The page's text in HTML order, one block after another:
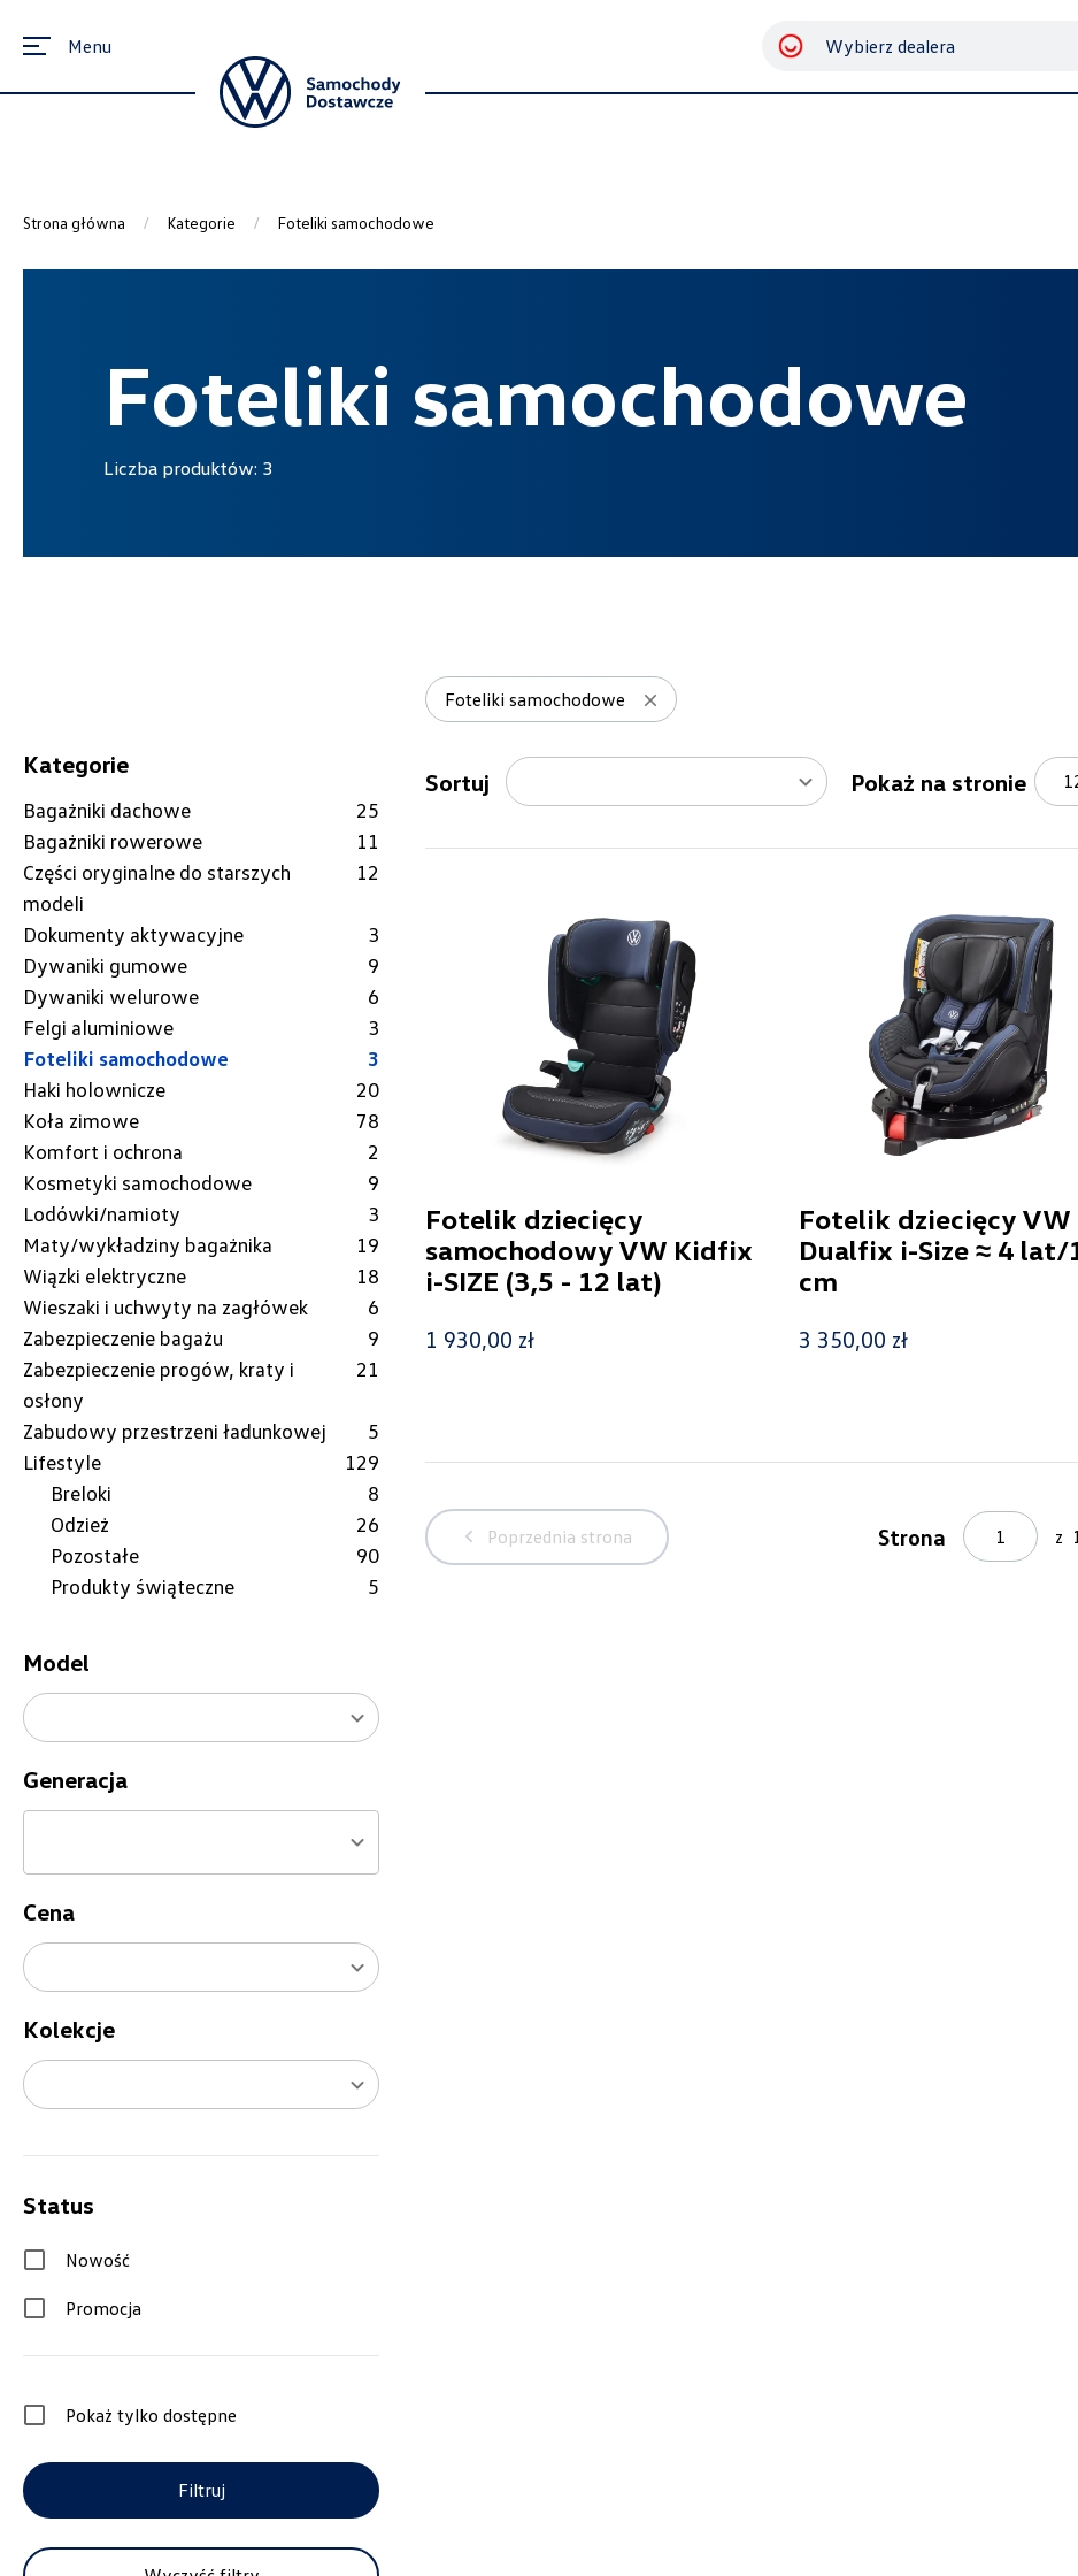
Menu Wybierz dealera
Strona główna Kategorie Foteliki samochodowe
Foteliki samochodowe
Liczba produktów: 3
Foteliki samochodowe
Kategorie
Bagażniki dachowe
25
Bagażniki rowerowe
11
Części oryginalne do starszych
modeli
12
Dokumenty aktywacyjne
3
Dywaniki gumowe
9
Dywaniki welurowe
6
Felgi aluminiowe
3
Foteliki samochodowe
3
Haki holownicze
20
Koła zimowe
78
Komfort i ochrona
2
Kosmetyki samochodowe
9
Lodówki/namioty
3
Maty/wykładziny bagażnika
19
Wiązki elektryczne
18
Wieszaki i uchwyty na zagłówek
6
Zabezpieczenie bagażu
9
Zabezpieczenie progów, kraty i
osłony
21
Zabudowy przestrzeni ładunkowej
5
Lifestyle
129
Breloki
8
Odzież
26
Pozostałe
90
Produkty świąteczne
5
Model
Generacja
Cena
Kolekcje
Status
Nowość
Promocja
Pokaż tylko dostępne
Filtruj
Sortuj Pokaż na stronie
Fotelik dziecięcy
samochodowy VW Kidfix
i-SIZE (3,5 - 12 lat)
1 930,00 zł
Fotelik dziecięcy VW
Dualfix i-Size ≈ 4 lat/
cm
3 350,00 zł
Poprzednia strona Strona z